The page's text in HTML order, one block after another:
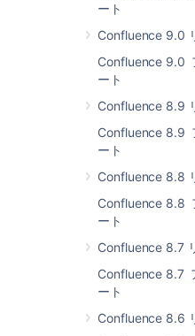
ート
Confluence 9.0
Confluence 9.0
ート
Confluence 8.9
Confluence 8.9
ート
Confluence 8.8
Confluence 8.8
ート
Confluence 8.7
Confluence 8.7
ート
Confluence 8.6
この要望の多かった機
が、今回公開された
集プロセスが促進され
これらの変更について
ページとブログ投稿へ
ヒント:コメント間
の新しいキーボード
ください。
表示モードでは
メント) と「p」
ト) を使用します
エディターでは
Cmd+Shift+L
Ctrl+Shift+O と
を使用します。